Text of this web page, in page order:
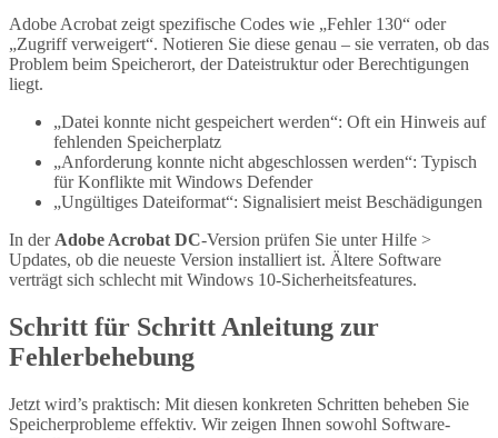
Adobe Acrobat zeigt spezifische Codes wie „Fehler 130“ oder
„Zugriff verweigert“. Notieren Sie diese genau – sie verraten, ob das
Problem beim Speicherort, der Dateistruktur oder Berechtigungen
liegt.
„Datei konnte nicht gespeichert werden“: Oft ein Hinweis auf
fehlenden Speicherplatz
„Anforderung konnte nicht abgeschlossen werden“: Typisch
für Konflikte mit Windows Defender
„Ungültiges Dateiformat“: Signalisiert meist Beschädigungen
In der Adobe Acrobat DC-Version prüfen Sie unter Hilfe >
Updates, ob die neueste Version installiert ist. Ältere Software
verträgt sich schlecht mit Windows 10-Sicherheitsfeatures.
Schritt für Schritt Anleitung zur
Fehlerbehebung
Jetzt wird’s praktisch: Mit diesen konkreten Schritten beheben Sie
Speicherprobleme effektiv. Wir zeigen Ihnen sowohl Software-